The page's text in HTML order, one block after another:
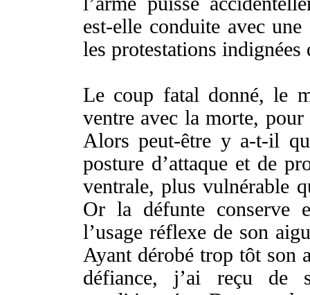
est-elle conduiteavec une
les protestations indignées
Le coup fatal donné, le
ventre avec lamorte,
Alorspeut-être y a-t-il
posture d’attaque et de
ventrale,plus vulnérable
Or la défunte conserve
l’usage réflexe de son
Ayant dérobé trop tôtson
défiance, j’ai reçude